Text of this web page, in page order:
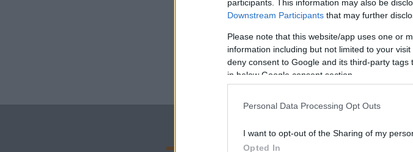
participants. This information may also be
Downstream Participants that may further
Please note that this website/app uses one or
information including but not limited to your
deny consent to Google and its third-party
in below Google consent section.
Personal Data Processing Opt Outs
I want to opt-out of the Sharing of my
Opted In